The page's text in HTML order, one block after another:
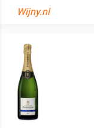
Wijny.nl